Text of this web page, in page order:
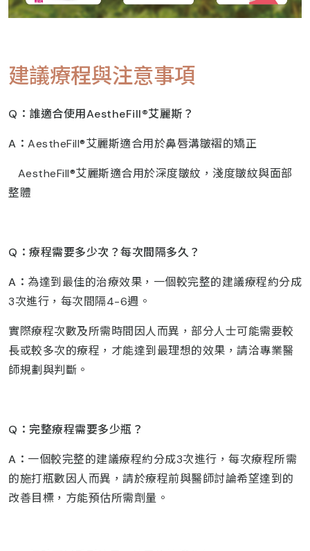
建議療程與注意事項
Q ：誰適合使用AestheFill®艾麗斯？
A ： AestheFill®艾麗斯適合用於鼻唇溝皺褶的矯正
AestheFill®艾麗斯適合用於深度皺紋，淺度皺紋與面部
整體
Q ：療程需要多少次？每次間隔多久？
A ： 為達到最佳的治療效果，一個較完整的建議療程約分成
3次進行，每次間隔4-6週。
實際療程次數及所需時間因人而異，部分人士可能需要較
長或較多次的療程，才能達到最理想的效果，請洽專業醫
師規劃與判斷。
Q ：完整療程需要多少瓶？
A ： 一個較完整的建議療程約分成3次進行，每次療程所需
的施打瓶數因人而異，請於療程前與醫師討論希望達到的
改善目標，方能預估所需劑量。